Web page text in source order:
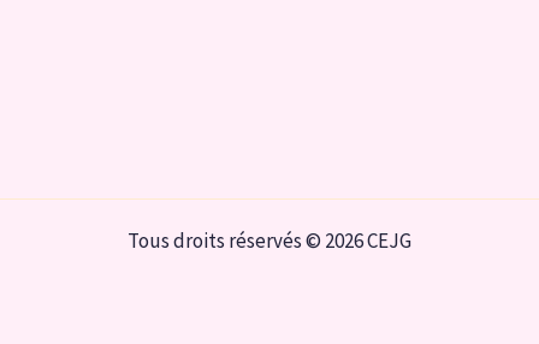
Tous droits réservés © 2026 CEJG